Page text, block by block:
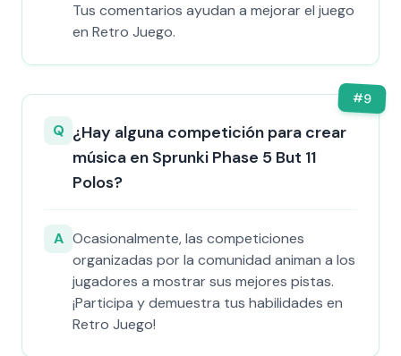
Tus comentarios ayudan a mejorar el juego
en Retro Juego.
#9
Q ¿Hay alguna competición para crear
música en Sprunki Phase 5 But 11
Polos?
A Ocasionalmente, las competiciones
organizadas por la comunidad animan a los
jugadores a mostrar sus mejores pistas.
¡Participa y demuestra tus habilidades en
Retro Juego!